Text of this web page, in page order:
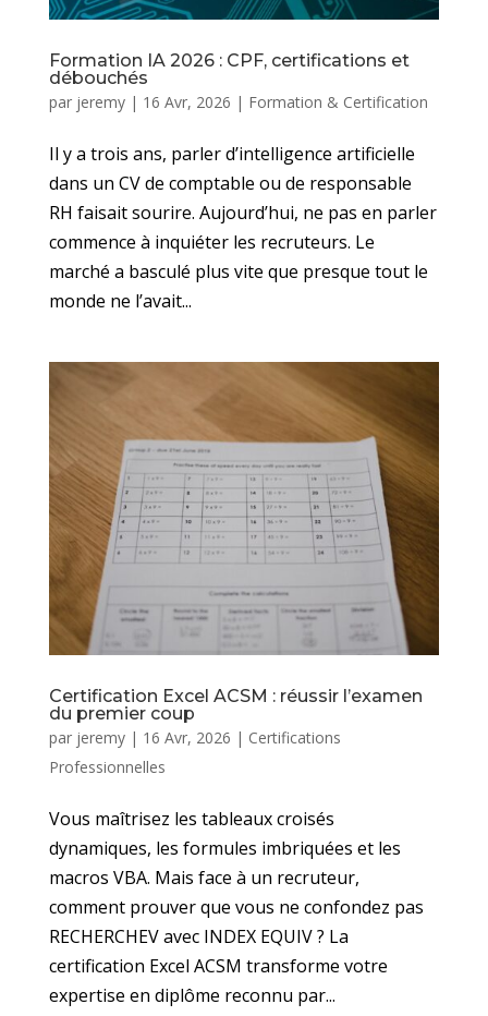
Formation IA 2026 : CPF, certifications et
débouchés
par jeremy| 16 Avr, 2026 | Formation & Certification
Il y a trois ans, parler d’intelligence artificielle
dans un CV de comptable ou de responsable
RH faisait sourire. Aujourd’hui, ne pas en parler
commence à inquiéter les recruteurs. Le
marché a basculé plus vite que presque tout le
monde ne l’avait...
Certification Excel ACSM : réussir l’examen
du premier coup
par jeremy| 16 Avr, 2026 | Certifications
Professionnelles
Vous maîtrisez les tableaux croisés
dynamiques, les formules imbriquées et les
macros VBA. Mais face à un recruteur,
comment prouver que vous ne confondez pas
RECHERCHEV avec INDEX EQUIV ? La
certification Excel ACSM transforme votre
expertise en diplôme reconnu par...